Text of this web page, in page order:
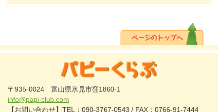
〒935-0024 富山県氷見市窪1860-1
info@papi-club.com
【お問い合わせ】TEL：090-3767-0543 / FAX：0766-91-7444